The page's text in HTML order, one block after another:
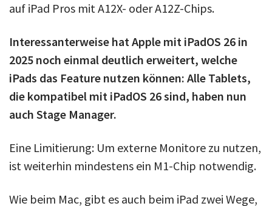
auf iPad Pros mit A12X- oder A12Z-Chips.
Interessanterweise hat Apple mit iPadOS 26 in
2025 noch einmal deutlich erweitert, welche
iPads das Feature nutzen können: Alle Tablets,
die kompatibel mit iPadOS 26 sind, haben nun
auch Stage Manager.
Eine Limitierung: Um externe Monitore zu nutzen,
ist weiterhin mindestens ein M1-Chip notwendig.
Wie beim Mac, gibt es auch beim iPad zwei Wege,